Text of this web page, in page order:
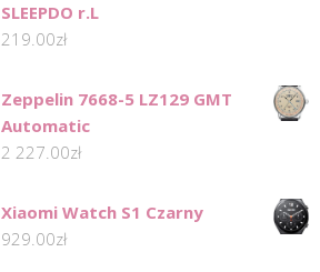
SLEEPDO r.L
219.00zł
Zeppelin 7668-5 LZ129 GMT
Automatic
2 227.00zł
Xiaomi Watch S1 Czarny
929.00zł